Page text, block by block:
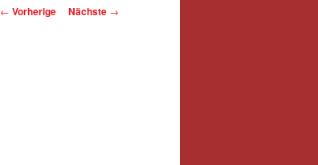
Artikelnavigation
← Vorherige Nächste →